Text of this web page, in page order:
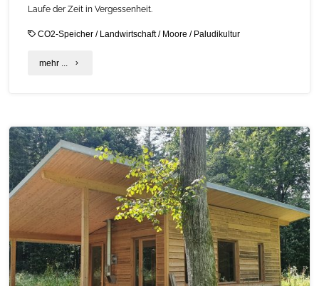
Laufe der Zeit in Vergessenheit.
CO2-Speicher / Landwirtschaft/ Moore / Paludikultur
mehr ... "Moderne
Moore"